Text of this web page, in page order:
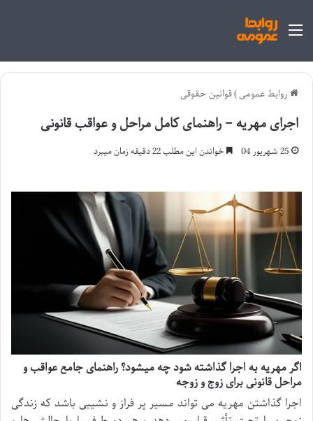
منو
روابط عمومی)قوانین حقوقی
اجرای مهریه – راهنمای کامل مراحل و عواقب قانونی
25 شهریور 04 خواندن این مطلب 22 دقیقه زمان میبرد
اگر مهریه به اجرا گذاشته شود چه میشود؟ راهنمای جامع عواقب و
مراحل قانونی برای زوج و زوجه
اجرا گذاشتن مهریه می تواند مسیر پر فراز و نشیبی باشد که زندگی